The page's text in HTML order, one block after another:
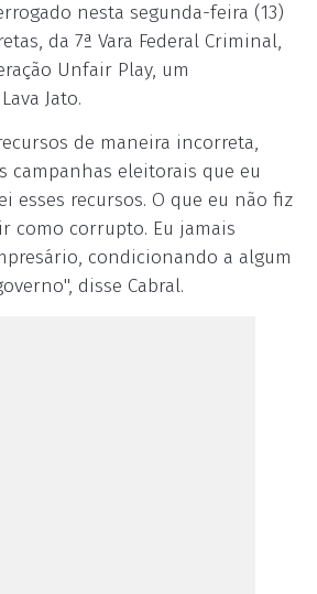
nesta segunda-feira (13)
da 7ª Vara Federal Criminal,
Unfair Play, um
Jato.
de maneira incorreta,
campanhas eleitorais que eu
esses recursos. O que eu não fiz
como corrupto. Eu jamais
condicionando a algum
disse Cabral.